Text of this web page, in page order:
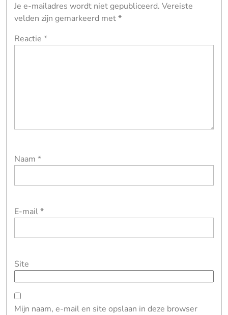
Je e-mailadres wordt niet gepubliceerd. Vereiste
velden zijn gemarkeerd met*
Reactie *
Naam *
E-mail*
Site
Mijn naam, e-mail en site opslaan in deze browser